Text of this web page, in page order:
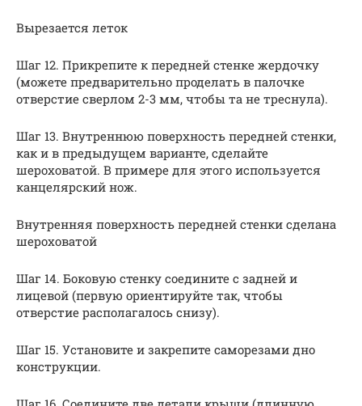
Вырезается леток
Шаг 12. Прикрепите к передней стенке жердочку
(можете предварительно проделать в палочке
отверстие сверлом 2-3 мм, чтобы та не треснула).
Шаг 13. Внутреннюю поверхность передней стенки,
как и в предыдущем варианте, сделайте
шероховатой. В примере для этого используется
канцелярский нож.
Внутренняя поверхность передней стенки сделана
шероховатой
Шаг 14. Боковую стенку соедините с задней и
лицевой (первую ориентируйте так, чтобы
отверстие располагалось снизу).
Шаг 15. Установите и закрепите саморезами дно
конструкции.